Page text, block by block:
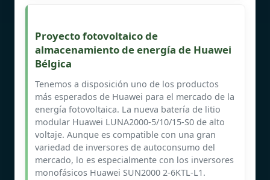
Proyecto fotovoltaico de
almacenamiento de energía de Huawei
Bélgica
Tenemos a disposición uno de los productos
más esperados de Huawei para el mercado de la
energía fotovoltaica. La nueva batería de litio
modular Huawei LUNA2000-5/10/15-S0 de alto
voltaje. Aunque es compatible con una gran
variedad de inversores de autoconsumo del
mercado, lo es especialmente con los inversores
monofásicos Huawei SUN2000 2-6KTL-L1.